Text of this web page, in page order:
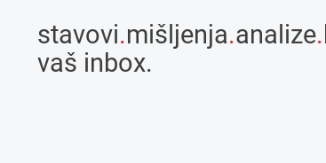
stavovi.mišljenja.analize.
vaš inbox.